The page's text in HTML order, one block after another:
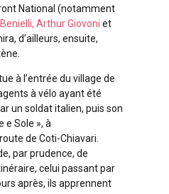
National (notamment
Arthur Giovoni et
d’ailleurs, ensuite,
à l’entrée du village de
à vélo ayant été
un soldat italien, puis son
e Sole », à
de Coti-Chiavari.
par prudence, de
celui passant par
après, ils apprennent